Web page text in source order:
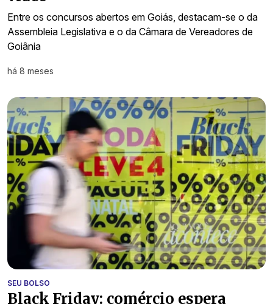
Entre os concursos abertos em Goiás, destacam-se o da
Assembleia Legislativa e o da Câmara de Vereadores de
Goiânia
há 8 meses
SEU BOLSO
Black Friday: comércio espera